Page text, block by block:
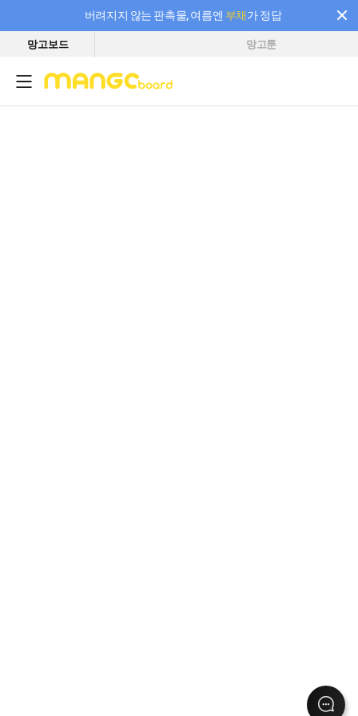
버려지지 않는 판촉물, 여름엔 부채가 정답
필요한 만큼 충전하고 끊김 없이 작업하세요! 새로워진 AI 부스터 요금제
망고보드 망고툰